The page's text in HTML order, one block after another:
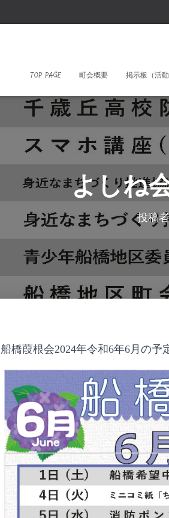
TOP PAGE 町会概要 掲示板（活
よしね
投稿
船橋葭根会2024年令和6年6月の予